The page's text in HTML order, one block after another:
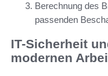
Berechnung des
passenden
IT-Sicherheit
modernen